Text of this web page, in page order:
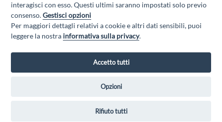
“Attività cofinanziate dal PSR 2014/2020 Abruzzo - mis. 19 PSL La Terra dei
M@rsi - Fondo FEASR; Sottomisura 19.2; Tipologia di intervento 19.2.1
GAL MARSICA Via XX Settembre, 51 - 67051 Avezzano (AQ) -
interagisci con esso. Questi ultimi saranno impostati solo previo
consenso.Gestisci opzioni
Per maggiori dettagli relativi a cookie e altri dati sensibili, puoi
leggere la nostra informativa sulla privacy.
Accetto tutti
Opzioni
Rifiuto tutti